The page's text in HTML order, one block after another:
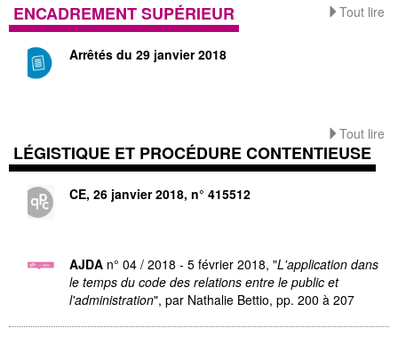
Tout lire
ENCADREMENT SUPÉRIEUR
Arrêtés du 29 janvier 2018
Tout lire
LÉGISTIQUE ET PROCÉDURE CONTENTIEUSE
CE, 26 janvier 2018, n° 415512
AJDA n° 04 / 2018 - 5 février 2018, "L'application dans
le temps du code des relations entre le public et
l'administration", par Nathalie Bettio, pp. 200 à 207